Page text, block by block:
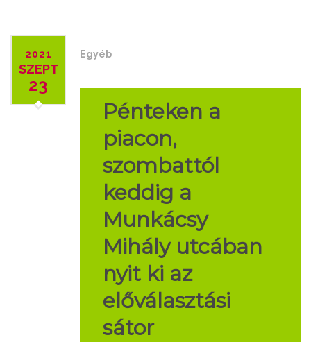
2021
SZEPT
23
Egyéb
Pénteken a
piacon,
szombattól
keddig a
Munkácsy
Mihály utcában
nyit ki az
előválasztási
sátor